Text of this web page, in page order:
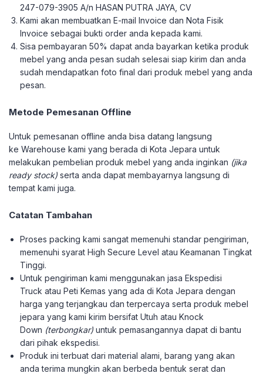
247-079-3905 A/n HASAN PUTRA JAYA, CV
Kami akan membuatkan E-mail Invoice dan Nota Fisik
Invoice sebagai bukti order anda kepada kami.
Sisa pembayaran 50% dapat anda bayarkan ketika produk
mebel yang anda pesan sudah selesai siap kirim dan anda
sudah mendapatkan foto final dari produk mebel yang anda
pesan.
Metode Pemesanan Offline
Untuk pemesanan offline anda bisa datang langsung
ke Warehouse kami yang berada di Kota Jepara untuk
melakukan pembelian produk mebel yang anda inginkan (jika
ready stock) serta anda dapat membayarnya langsung di
tempat kami juga.
Catatan Tambahan
Proses packing kami sangat memenuhi standar pengiriman,
memenuhi syarat High Secure Level atau Keamanan Tingkat
Tinggi.
Untuk pengiriman kami menggunakan jasa Ekspedisi
Truck atau Peti Kemas yang ada di Kota Jepara dengan
harga yang terjangkau dan terpercaya serta produk mebel
jepara yang kami kirim bersifat Utuh atau Knock
Down (terbongkar) untuk pemasangannya dapat di bantu
dari pihak ekspedisi.
Produk ini terbuat dari material alami, barang yang akan
anda terima mungkin akan berbeda bentuk serat dan